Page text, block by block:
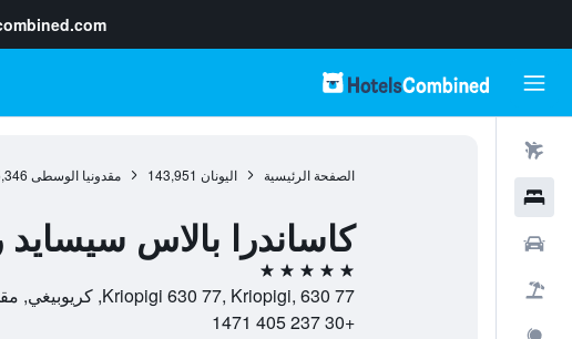
الصفحة الرئيسية اليونان 143,951 مقدونيا الوسطى
كاساندرا بالاس
5 نجوم
Kriopigi 630 77, Kriopigi, 630 77, كريوبيغي, مقدونيا الوسطى, اليونان
+30 237 405 1471